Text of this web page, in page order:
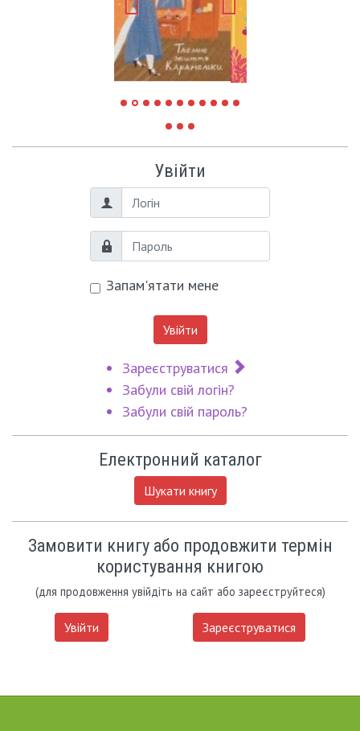
Увійти
Логін
Пароль
Запам'ятати мене
Увійти
Зареєструватися
Забули свій логін?
Забули свій пароль?
Електронний каталог
Шукати книгу
Замовити книгу або продовжити термін
користування книгою
(для продовження увійдіть на сайт або зареєструйтеся)
Увійти Зареєструватися